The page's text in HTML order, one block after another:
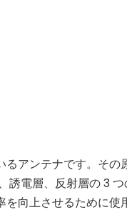
アンテナです。そ
電層、反射層の 3
向上させるために